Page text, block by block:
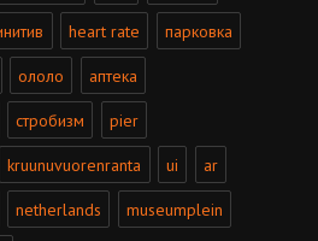
heart rate парковка
ололо аптека
стробизм pier
kruunuvuorenranta ui ar
netherlands museumplein